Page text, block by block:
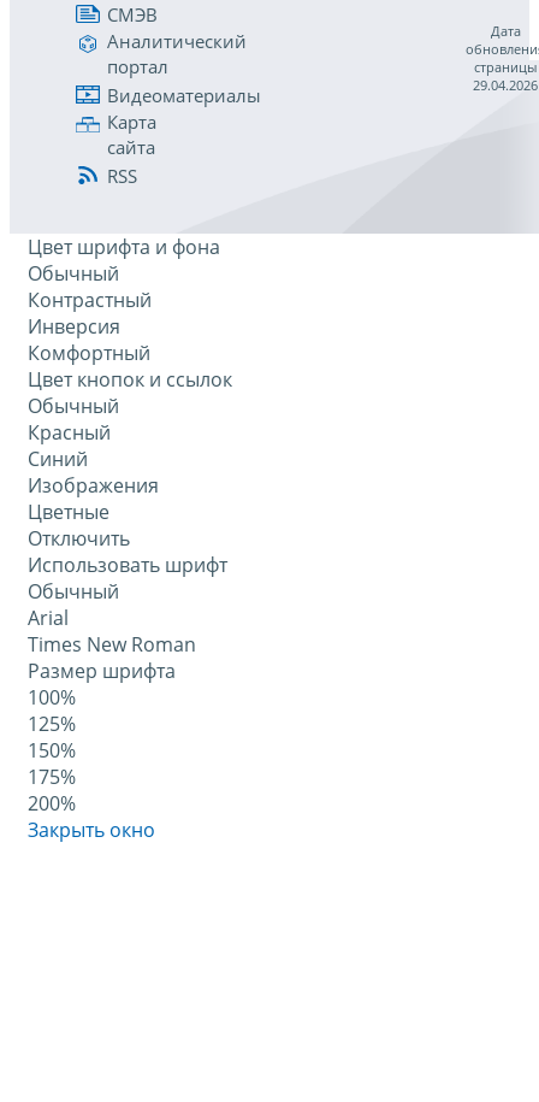
СМЭВ
Аналитический
портал
Видеоматериалы
Карта
сайта
RSS
Дата
страницы
29.04.2026
Цвет шрифта и фона
Обычный
Контрастный
Инверсия
Комфортный
Цвет кнопок и ссылок
Обычный
Красный
Синий
Изображения
Цветные
Отключить
Использовать шрифт
Обычный
Arial
Times New Roman
Размер шрифта
100%
125%
150%
175%
200%
Закрыть окно